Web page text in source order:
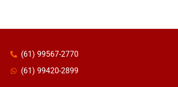
(61) 99567-2770
(61) 99420-2899